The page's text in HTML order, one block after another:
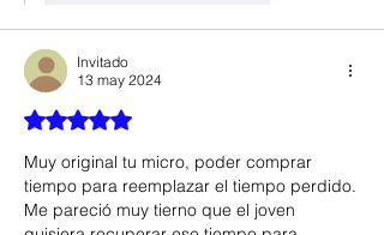
Invitado
13 may 2024
Obtuvo 5 de 5 estrellas.
Muy original tu micro, poder comprar
tiempo para reemplazar el tiempo perdido.
Me pareció muy tierno que el joven